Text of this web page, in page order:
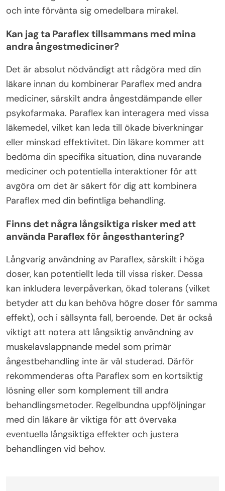
och inte förvänta sig omedelbara mirakel.
Kan jag ta Paraflex tillsammans med mina
andra ångestmediciner?
Det är absolut nödvändigt att rådgöra med din
läkare innan du kombinerar Paraflex med andra
mediciner, särskilt andra ångestdämpande eller
psykofarmaka. Paraflex kan interagera med vissa
läkemedel, vilket kan leda till ökade biverkningar
eller minskad effektivitet. Din läkare kommer att
bedöma din specifika situation, dina nuvarande
mediciner och potentiella interaktioner för att
avgöra om det är säkert för dig att kombinera
Paraflex med din befintliga behandling.
Finns det några långsiktiga risker med att
använda Paraflex för ångesthantering?
Långvarig användning av Paraflex, särskilt i höga
doser, kan potentiellt leda till vissa risker. Dessa
kan inkludera leverpåverkan, ökad tolerans (vilket
betyder att du kan behöva högre doser för samma
effekt), och i sällsynta fall, beroende. Det är också
viktigt att notera att långsiktig användning av
muskelavslappnande medel som primär
ångestbehandling inte är väl studerad. Därför
rekommenderas ofta Paraflex som en kortsiktig
lösning eller som komplement till andra
behandlingsmetoder. Regelbundna uppföljningar
med din läkare är viktiga för att övervaka
eventuella långsiktiga effekter och justera
behandlingen vid behov.